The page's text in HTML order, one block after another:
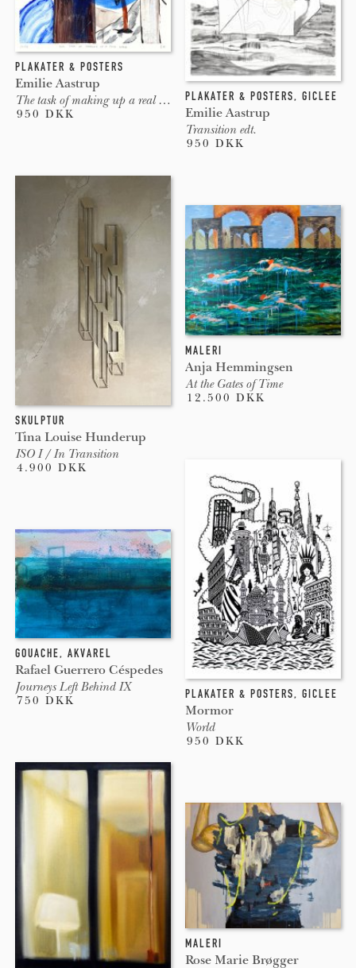
PLAKATER & POSTERS
Emilie Aastrup
The task of making up a real world
950 DKK
SKULPTUR
Tina Louise Hunderup
ISO I / In Transition
4.900 DKK
GOUACHE, AKVAREL
Rafael Guerrero Céspedes
Journeys Left Behind IX
750 DKK
PLAKATER & POSTERS, GICLEE
Emilie Aastrup
Transition edt.
950 DKK
MALERI
Anja Hemmingsen
At the Gates of Time
12.500 DKK
PLAKATER & POSTERS, GICLEE
Mormor
World
950 DKK
MALERI
Rose Marie Brøgger